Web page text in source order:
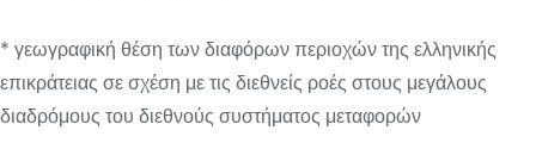
* γεωγραφική θέση των διαφόρων περιοχών της ελληνικής
επικράτειας σε σχέση με τις διεθνείς ροές στους μεγάλους
διαδρόμους του διεθνούς συστήματος μεταφορών